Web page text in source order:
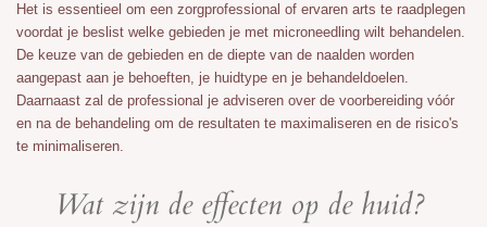
Het is essentieel om een zorgprofessional of ervaren arts te raadplegen
voordat je beslist welke gebieden je met microneedling wilt behandelen.
De keuze van de gebieden en de diepte van de naalden worden
aangepast aan je behoeften, je huidtype en je behandeldoelen.
Daarnaast zal de professional je adviseren over de voorbereiding vóór
en na de behandeling om de resultaten te maximaliseren en de risico's
te minimaliseren.
Wat zijn de effecten op de huid?